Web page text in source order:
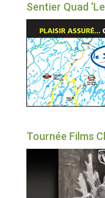
Sentier Quad
Tournée Films